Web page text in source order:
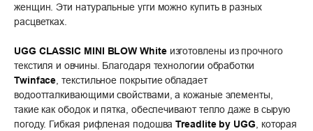
женщин. Эти натуральные угги можно купить в разных
расцветках.
UGG CLASSIC MINI BLOW White изготовлены из прочного
текстиля и овчины. Благодаря технологии обработки
Twinface, текстильное покрытие обладает
водоотталкивающими свойствами, а кожаные элементы,
такие как ободок и пятка, обеспечивают тепло даже в сырую
погоду. Гибкая рифленая подошваTreadlite by UGG, которая